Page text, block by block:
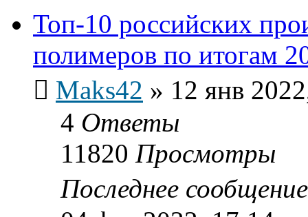
Топ-10 российских
полимеров по итогам
Maks42 » 12 янв
4 Ответы
11820 Просмотры
Последнее